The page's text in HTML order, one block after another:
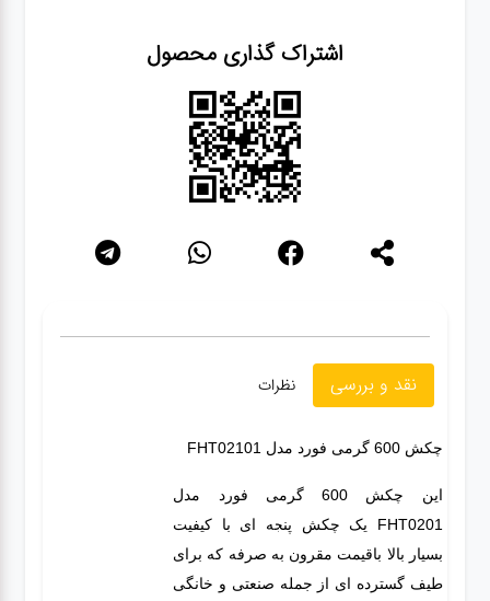
اشتراک گذاری محصول
نقد و بررسی نظرات
چکش 600 گرمی فورد مدل FHT02101
این چکش 600 گرمی فورد مدل
FHT0201
یک چکش پنجه ای با کیفیت
بسیار بالا باقیمت مقرون به صرفه که برای
طیف گسترده ای از جمله صنعتی و خانگی